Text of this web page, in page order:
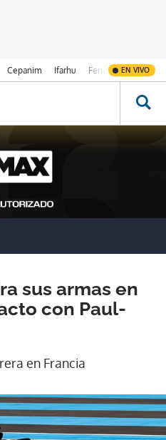
Cepanim Ifarhu Fenómeno de El
EN VIVO
sus armas en
con Paul-
en Francia